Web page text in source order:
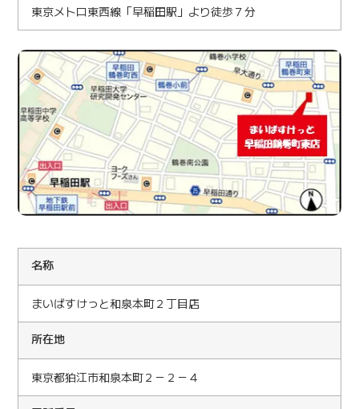
東京メトロ東西線「早稲田駅」より徒歩７分
名称
まいばすけっと和泉本町２丁目店
所在地
東京都狛江市和泉本町２－２－４